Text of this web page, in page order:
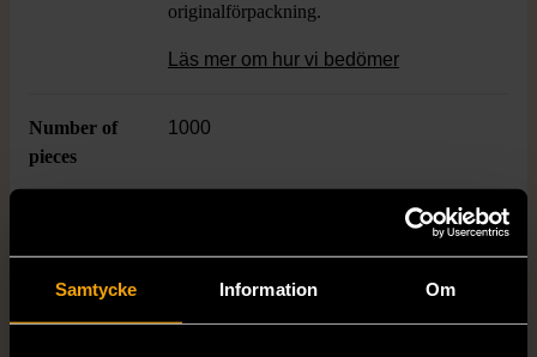
Samtycke Information Om
originalförpackning.
Läs mer om hur vi bedömer
Number of
pieces
1000
Varumärke Ricordi Arte